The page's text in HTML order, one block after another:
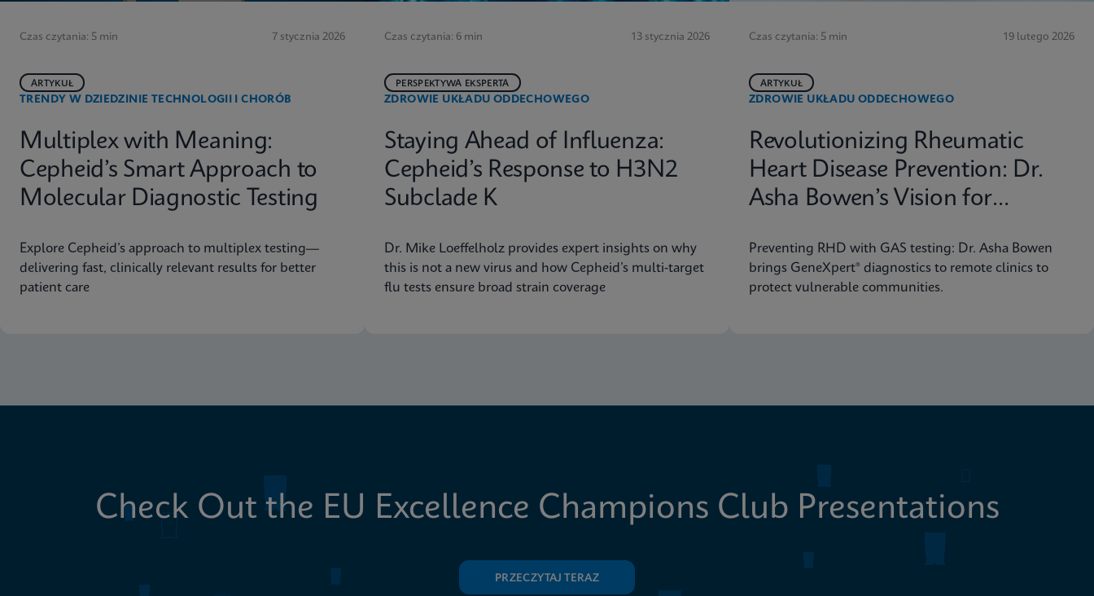
Czas czytania: 5 min 7 stycznia 2026
TRENDY W DZIEDZINIE TECHNOLOGII I CHORÓB
ARTYKUŁ
Multiplex with Meaning:
Cepheid’s Smart Approach to
Molecular Diagnostic Testing
Explore Cepheid’s approach to multiplex testing—
delivering fast, clinically relevant results for better
patient care
Czas czytania: 6 min 13 stycznia 2026
ZDROWIE UKŁADU ODDECHOWEGO
PERSPEKTYWA EKSPERTA
Staying Ahead of Influenza:
Cepheid’s Response to H3N2
Subclade K
Dr. Mike Loeffelholz provides expert insights on why
this is not a new virus and how Cepheid’s multi-target
flu tests ensure broad strain coverage
Czas czytania: 5 min 19 lutego 2026
ZDROWIE UKŁADU ODDECHOWEGO
ARTYKUŁ
Revolutionizing Rheumatic
Heart Disease Prevention: Dr.
Asha Bowen’s Vision for
Preventing RHD with GAS testing: Dr. Asha Bowen
brings GeneXpert® diagnostics to remote clinics to
protect vulnerable communities.
Check Out the EU Excellence Champions Club Presentations
PRZECZYTAJ TERAZ